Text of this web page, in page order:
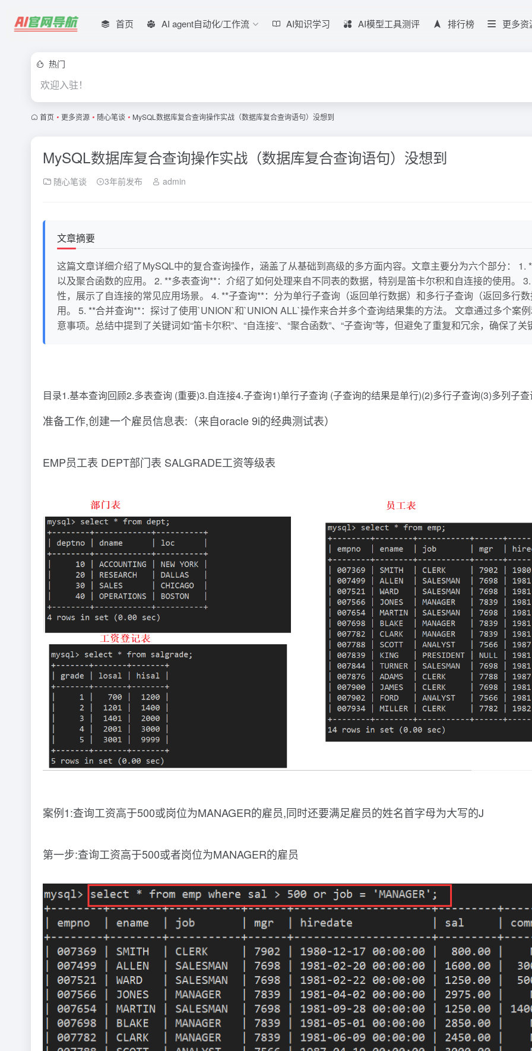
首页 AI agent自动化/工作流 AI知识学习 AI模型工具测评 排行榜 更多资
热门
欢迎入驻！
首页 • 更多资源 • 随心笔谈 • MySQL数据库复合查询操作实战（数据库复合查询语句）没想到
MySQL数据库复合查询操作实战（数据库复合查询语句）没想到
随心笔谈 3年前发布 admin
文章摘要
这篇文章详细介绍了MySQL中的复合查询操作，涵盖了从基础到高级的多方面内容。文章主要分为六个部分：
以及聚合函数的应用。 2. **多表查询**：介绍了如何处理来自不同表的数据，特别是笛卡尔积和自连接的使用。
性，展示了自连接的常见应用场景。 4. **子查询**：分为单行子查询（返回单行数据）和多行子查询（返回多行
用。 5. **合并查询**：探讨了使用`UNION`和`UNION ALL`操作来合并多个查询结果集的方法。 文章通过多个案
意事项。总结中提到了关键词如“笛卡尔积”、“自连接”、“聚合函数”、“子查询”等，但避免了重复和冗余，确保了
目录1.基本查询回顾2.多表查询 (重要)3.自连接4.子查询1)单行子查询 (子查询的结果是单行)(2)多行子查询(3)多列子
准备工作,创建一个雇员信息表:（来自oracle 9i的经典测试表）
EMP员工表 DEPT部门表 SALGRADE工资等级表
案例1:查询工资高于500或岗位为MANAGER的雇员,同时还要满足雇员的姓名首字母为大写的J
第一步:查询工资高于500或者岗位为MANAGER的雇员